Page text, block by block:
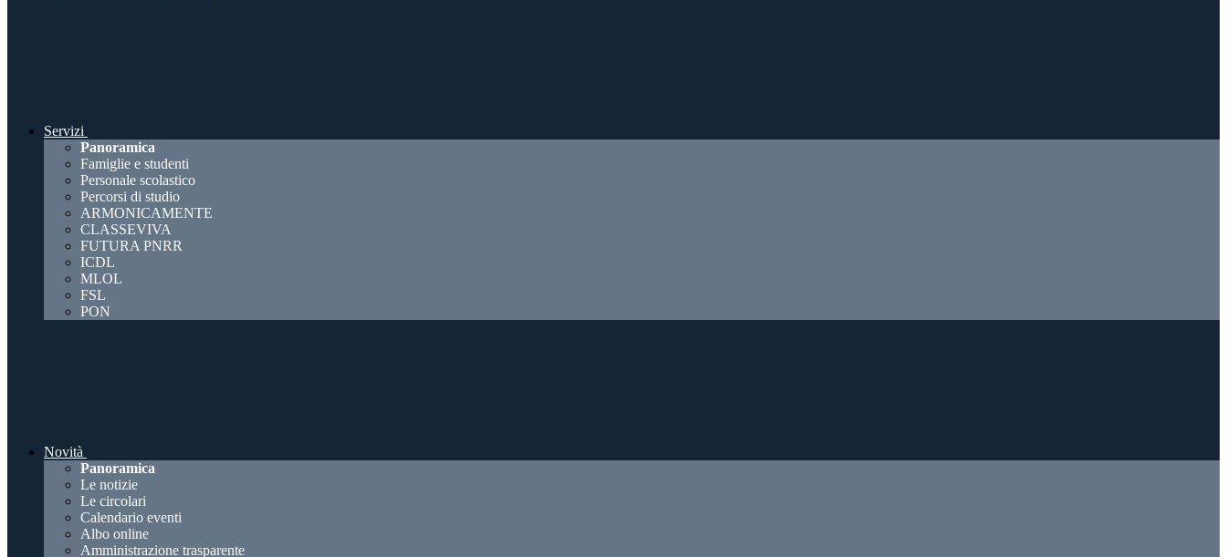
Servizi
Panoramica
Famiglie e studenti
Personale scolastico
Percorsi di studio
ARMONICAMENTE
CLASSEVIVA
FUTURA PNRR
ICDL
MLOL
FSL
PON
Novità
Panoramica
Le notizie
Le circolari
Calendario eventi
Albo online
Amministrazione trasparente